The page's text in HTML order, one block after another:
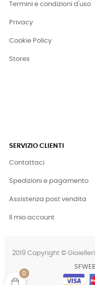
Termini e condizioni d'uso
Privacy
Cookie Policy
Stores
SERVIZIO CLIENTI
Contattaci
Spedizioni e pagamento
Assistenza post vendita
Il mio account
2019 Copyright ©
0